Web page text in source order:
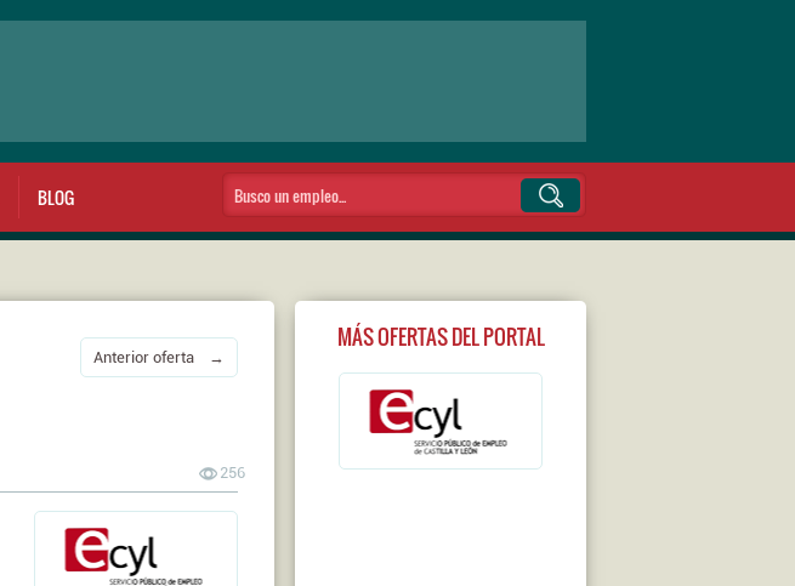
BLOG
Anterior oferta →
256
MÁS OFERTAS DEL PORTAL